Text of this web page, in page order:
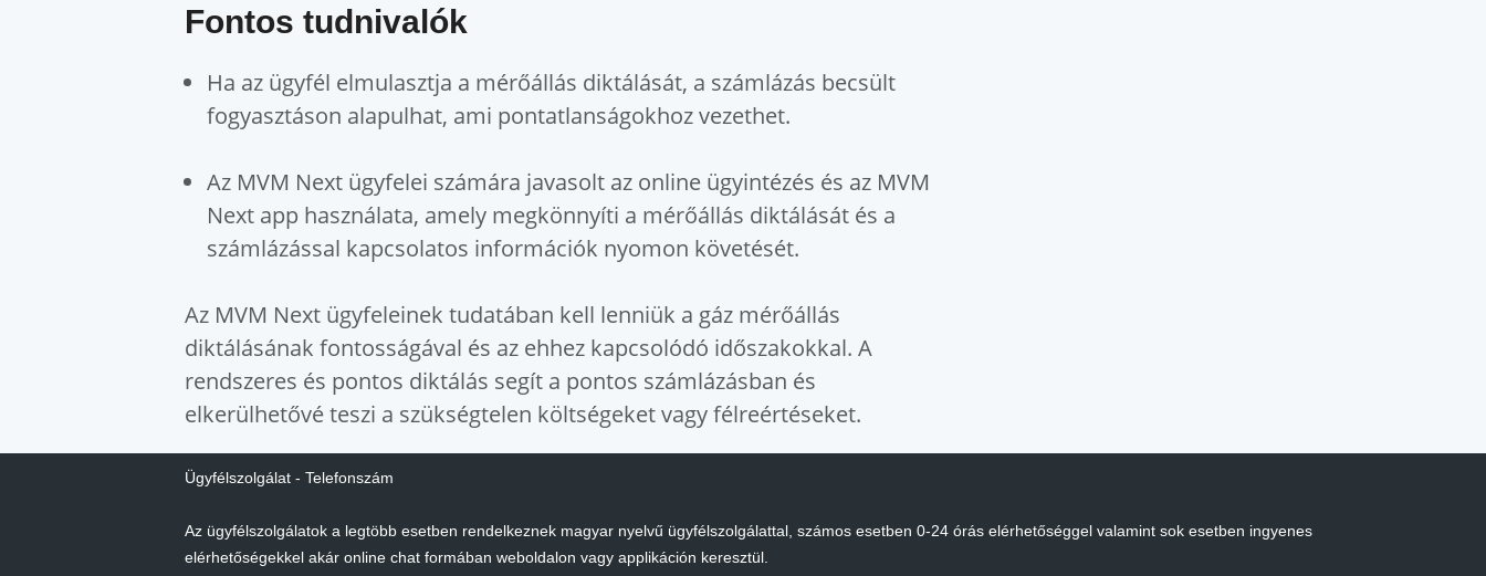
Fontos tudnivalók
Ha az ügyfél elmulasztja a mérőállás diktálását, a számlázás becsült
fogyasztáson alapulhat, ami pontatlanságokhoz vezethet.
Az MVM Next ügyfelei számára javasolt az online ügyintézés és az MVM
Next app használata, amely megkönnyíti a mérőállás diktálását és a
számlázással kapcsolatos információk nyomon követését.
Az MVM Next ügyfeleinek tudatában kell lenniük a gáz mérőállás
diktálásának fontosságával és az ehhez kapcsolódó időszakokkal. A
rendszeres és pontos diktálás segít a pontos számlázásban és
elkerülhetővé teszi a szükségtelen költségeket vagy félreértéseket.
Ügyfélszolgálat - Telefonszám
Az ügyfélszolgálatok a legtöbb esetben rendelkeznek magyar nyelvű ügyfélszolgálattal, számos esetben 0-24 órás elérhetőséggel valamint sok esetben ingyenes
elérhetőségekkel akár online chat formában weboldalon vagy applikáción keresztül.